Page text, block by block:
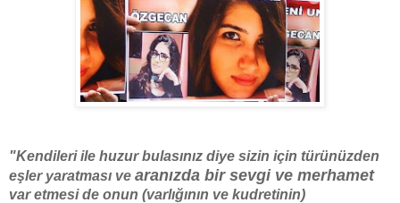
"Kendileri ile huzur bulasınız diye sizin için türünüzden
eşler yaratması ve aranızda bir sevgi ve merhamet
var etmesi de onun (varlığının ve kudretinin)